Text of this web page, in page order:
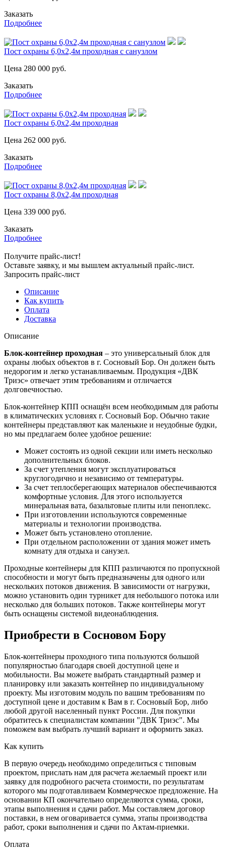
Заказать
Подробнее
Пост охраны 6,0х2,4м проходная с санузлом
Цена 280 000 руб.
Заказать
Подробнее
Пост охраны 6,0х2,4м проходная
Цена 262 000 руб.
Заказать
Подробнее
Пост охраны 8,0х2,4м проходная
Цена 339 000 руб.
Заказать
Подробнее
Получите прайс-лист!
Оставьте заявку, и мы вышлем актуальный прайс-лист.
Запросить прайс-лист
Описание
Как купить
Оплата
Доставка
Описание
Блок-контейнер проходная – это универсальный блок для
охраны любых объектов в г. Сосновый Бор. Он должен быть
недорогим и легко устанавливаемым. Продукция «ДВК
Триэс» отвечает этим требованиям и отличается
долговечностью.
Блок-контейнер КПП оснащён всем необходимым для работы
в климатических условиях г. Сосновый Бор. Обычно такие
контейнеры представляют как маленькие и неудобные будки,
но мы предлагаем более удобное решение:
Может состоять из одной секции или иметь несколько
дополнительных блоков.
За счет утепления могут эксплуатироваться
круглогодично и независимо от температуры.
За счет теплосберегающих материалов обеспечиваются
комфортные условия. Для этого используется
минеральная вата, базальтовые плиты или пеноплекс.
При изготовлении используются современные
материалы и технологии производства.
Может быть установлено отопление.
При отдельном расположении от здания может иметь
комнату для отдыха и санузел.
Проходные контейнеры для КПП различаются по пропускной
способности и могут быть предназначены для одного или
нескольких потоков движения. В зависимости от нагрузки,
можно установить один турникет для небольшого потока или
несколько для больших потоков. Также контейнеры могут
быть оснащены системой видеонаблюдения.
Приобрести в Сосновом Бору
Блок-контейнеры проходного типа пользуются большой
популярностью благодаря своей доступной цене и
мобильности. Вы можете выбрать стандартный размер и
планировку или заказать контейнер по индивидуальному
проекту. Мы изготовим модуль по вашим требованиям по
доступной цене и доставим к Вам в г. Сосновый Бор, либо
любой другой населенный пункт России. Для покупки
обратитесь к специалистам компании "ДВК Триэс". Мы
поможем вам выбрать лучший вариант и оформить заказ.
Как купить
В первую очередь необходимо определиться с типовым
проектом, прислать нам для расчета желаемый проект или
заявку для подробного расчета стоимости, по результатам
которого мы подготавливаем Коммерческое предложение. На
основании КП окончательно определяются сумма, сроки,
этапы выполнения и сдачи работ. Мы составляем договор
поставки, в нем оговаривается сумма, этапы производства
работ, сроки выполнения и сдачи по Актам-приемки.
Оплата